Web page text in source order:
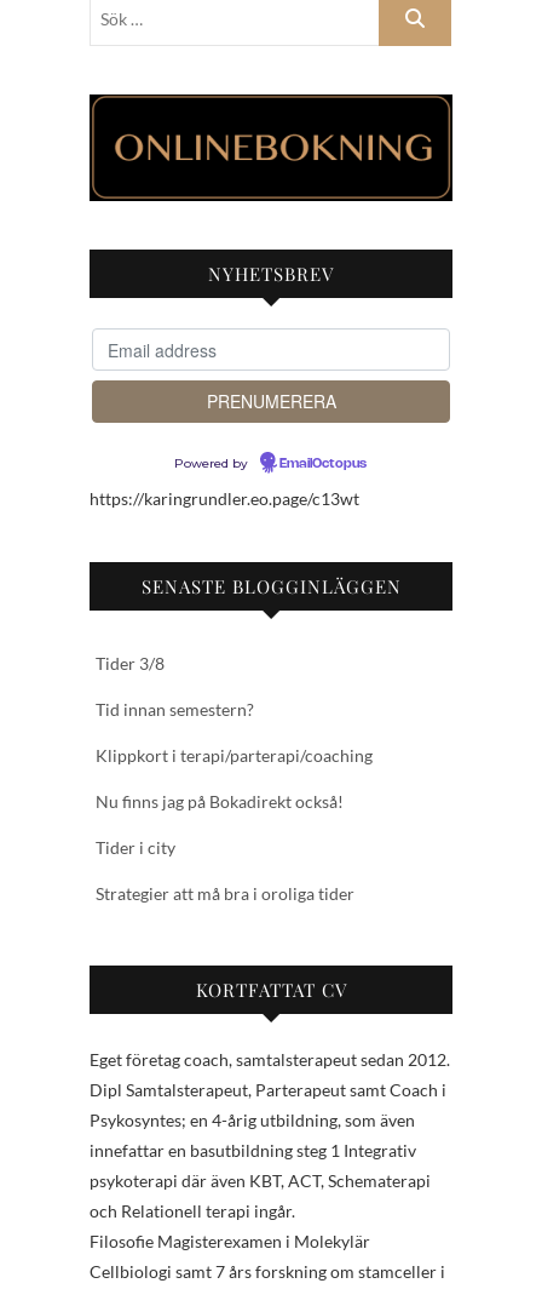
NYHETSBREV
Powered by EmailOctopus
https://karingrundler.eo.page/c13wt
SENASTE BLOGGINLÄGGEN
Tider 3/8
Tid innan semestern?
Klippkort i terapi/parterapi/coaching
Nu finns jag på Bokadirekt också!
Tider i city
Strategier att må bra i oroliga tider
KORTFATTAT CV
Eget företag coach, samtalsterapeut sedan 2012.
Dipl Samtalsterapeut, Parterapeut samt Coach i
Psykosyntes; en 4-årig utbildning, som även
innefattar en basutbildning steg 1 Integrativ
psykoterapi där även KBT, ACT, Schematerapi
och Relationell terapi ingår.
Filosofie Magisterexamen i Molekylär
Cellbiologi samt 7 års forskning om stamceller i